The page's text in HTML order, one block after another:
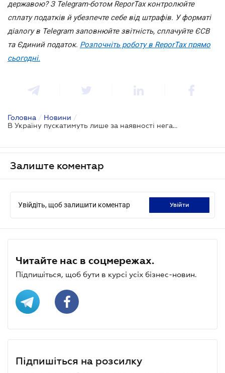
державою? З Telegram-ботом ReporTax контролюйте
сплату податків й убезпечте себе від штрафів. У форматі
діалогу в Telegram заповнюйте звітність, сплачуйте ЄСВ
та Єдиний податок. Розпочніть роботу в ReporTax прямо
сьогодні.
Головна / Новини /
В Україну пускатимуть лише за наявності негативних ПЦР-тестів - Уряд
Залиште коментар
Увійдіть, щоб залишити коментар увійти
Читайте нас в соцмережах.
Підпишіться, щоб бути в курсі усіх бізнес-новин.
Підпишіться на розсилку